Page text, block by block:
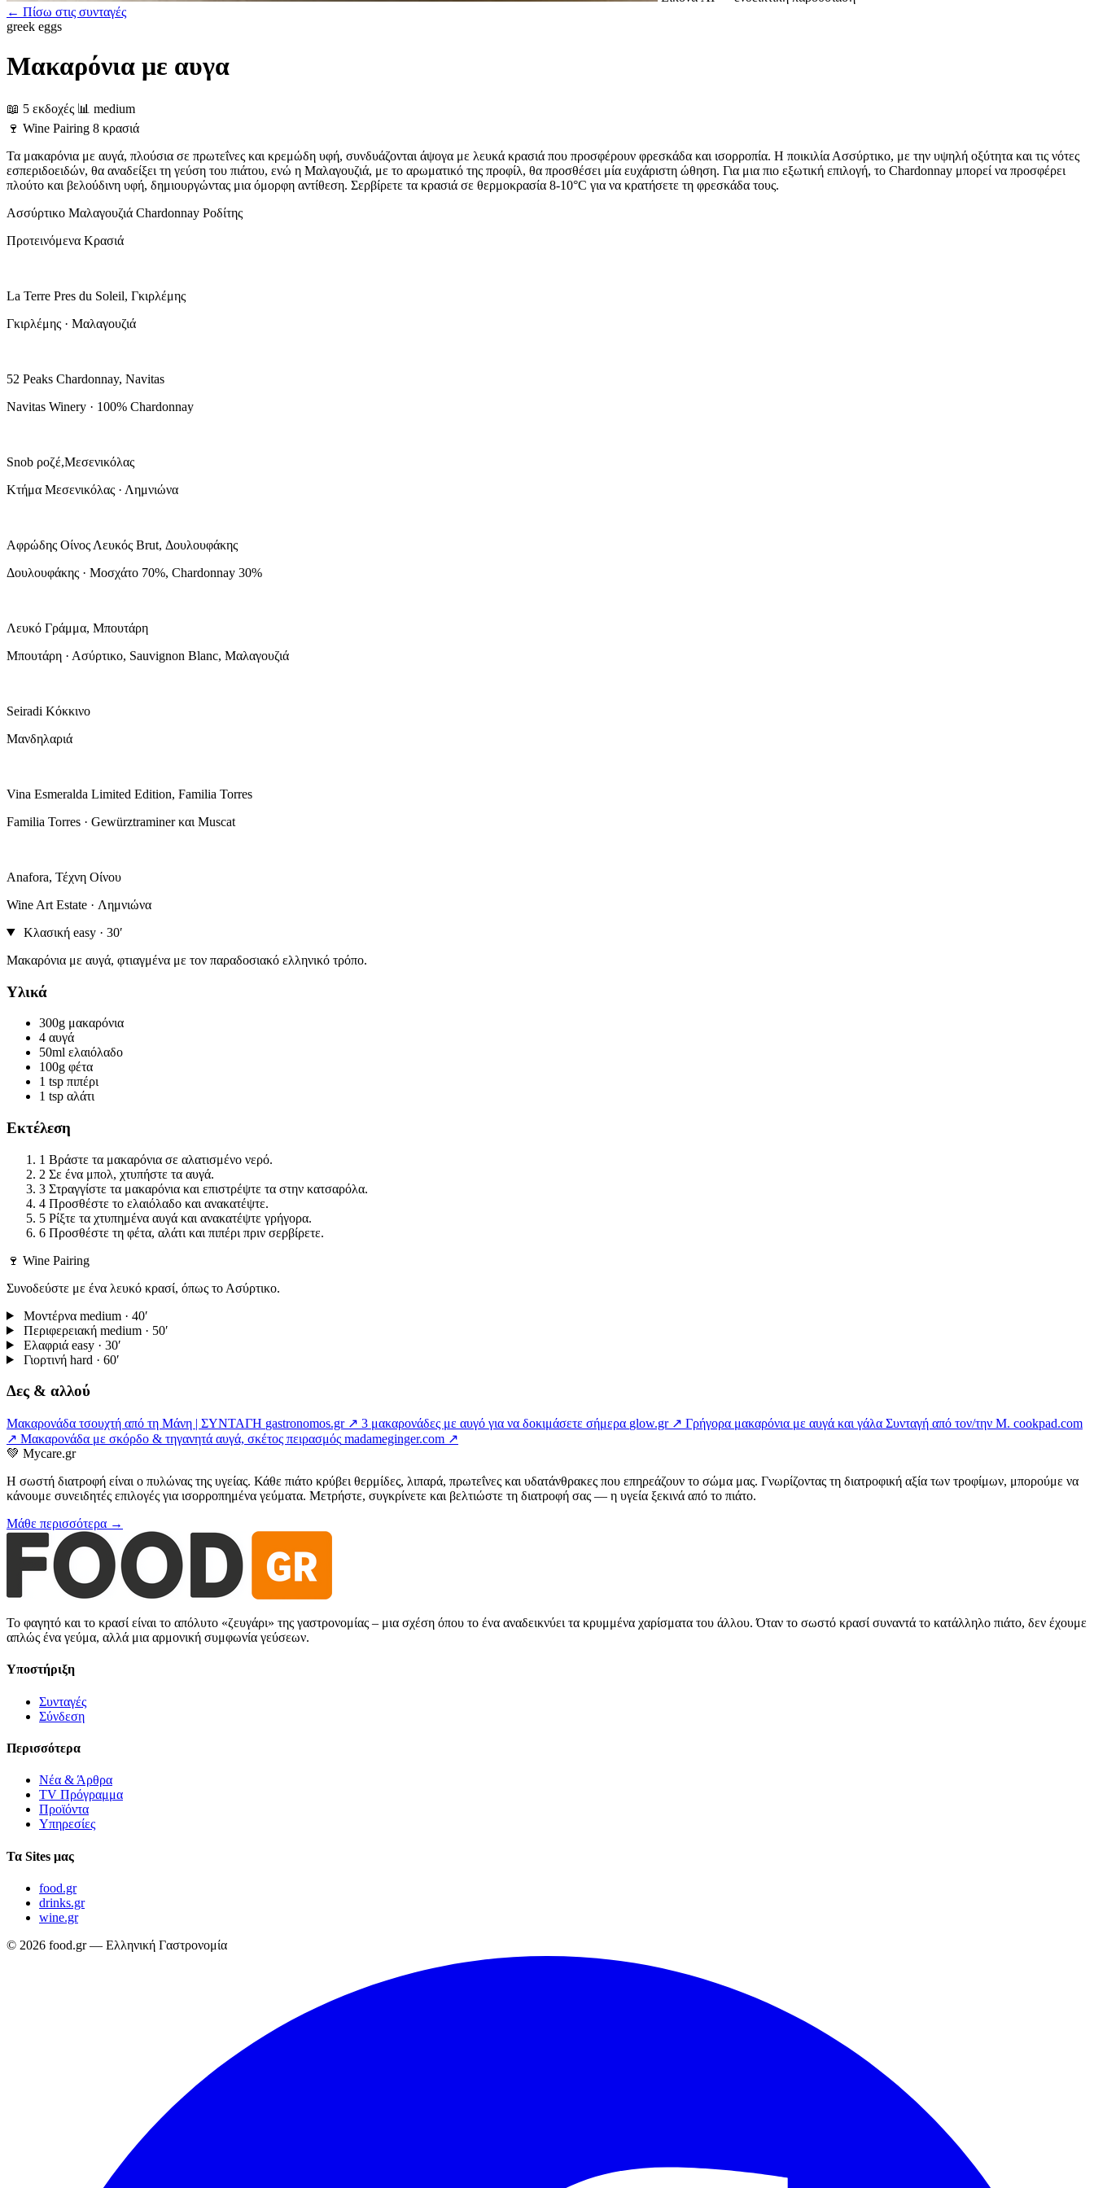
← Πίσω στις συνταγές
greek eggs
Μακαρόνια με αυγα
📖 5 εκδοχές 📊 medium
🍷 Wine Pairing 8 κρασιά
Τα μακαρόνια με αυγά, πλούσια σε πρωτεΐνες και κρεμώδη υφή, συνδυάζονται άψογα με λευκά κρασιά που προσφέρουν φρεσκάδα και ισορροπία. Η ποικιλία Ασσύρτικο, με την υψηλή οξύτητα και τις νότες
εσπεριδοειδών, θα αναδείξει τη γεύση του πιάτου, ενώ η Μαλαγουζιά, με το αρωματικό της προφίλ, θα προσθέσει μία ευχάριστη ώθηση. Για μια πιο εξωτική επιλογή, το Chardonnay μπορεί να προσφέρει
πλούτο και βελούδινη υφή, δημιουργώντας μια όμορφη αντίθεση. Σερβίρετε τα κρασιά σε θερμοκρασία 8-10°C για να κρατήσετε τη φρεσκάδα τους.
Ασσύρτικο Μαλαγουζιά Chardonnay Ροδίτης
Προτεινόμενα Κρασιά
La Terre Pres du Soleil, Γκιρλέμης
Γκιρλέμης · Μαλαγουζιά
52 Peaks Chardonnay, Navitas
Navitas Winery · 100% Chardonnay
Snob ροζέ,Μεσενικόλας
Κτήμα Μεσενικόλας · Λημνιώνα
Αφρώδης Οίνος Λευκός Brut, Δουλουφάκης
Δουλουφάκης · Μοσχάτο 70%, Chardonnay 30%
Λευκό Γράμμα, Μπουτάρη
Μπουτάρη · Ασύρτικο, Sauvignon Blanc, Μαλαγουζιά
Seiradi Κόκκινο
Μανδηλαριά
Vina Esmeralda Limited Edition, Familia Torres
Familia Torres · Gewürztraminer και Muscat
Anafora, Τέχνη Οίνου
Wine Art Estate · Λημνιώνα
Κλασική easy · 30′
Μακαρόνια με αυγά, φτιαγμένα με τον παραδοσιακό ελληνικό τρόπο.
Υλικά
300g μακαρόνια
4 αυγά
50ml ελαιόλαδο
100g φέτα
1 tsp πιπέρι
1 tsp αλάτι
Εκτέλεση
1 Βράστε τα μακαρόνια σε αλατισμένο νερό.
2 Σε ένα μπολ, χτυπήστε τα αυγά.
3 Στραγγίστε τα μακαρόνια και επιστρέψτε τα στην κατσαρόλα.
4 Προσθέστε το ελαιόλαδο και ανακατέψτε.
5 Ρίξτε τα χτυπημένα αυγά και ανακατέψτε γρήγορα.
6 Προσθέστε τη φέτα, αλάτι και πιπέρι πριν σερβίρετε.
🍷 Wine Pairing
Συνοδεύστε με ένα λευκό κρασί, όπως το Ασύρτικο.
Μοντέρνα medium · 40′
Περιφερειακή medium · 50′
Ελαφριά easy · 30′
Γιορτινή hard · 60′
Δες & αλλού
Μακαρονάδα τσουχτή από τη Μάνη | ΣΥΝΤΑΓΗ gastronomos.gr ↗ 3 μακαρονάδες με αυγό για να δοκιμάσετε σήμερα glow.gr ↗ Γρήγορα μακαρόνια με αυγά και γάλα Συνταγή από τον/την Μ. cookpad.com
↗ Μακαρονάδα με σκόρδο & τηγανητά αυγά, σκέτος πειρασμός madameginger.com ↗
💚 Mycare.gr
Η σωστή διατροφή είναι ο πυλώνας της υγείας. Κάθε πιάτο κρύβει θερμίδες, λιπαρά, πρωτεΐνες και υδατάνθρακες που επηρεάζουν το σώμα μας. Γνωρίζοντας τη διατροφική αξία των τροφίμων, μπορούμε να
κάνουμε συνειδητές επιλογές για ισορροπημένα γεύματα. Μετρήστε, συγκρίνετε και βελτιώστε τη διατροφή σας — η υγεία ξεκινά από το πιάτο.
Μάθε περισσότερα →
Το φαγητό και το κρασί είναι το απόλυτο «ζευγάρι» της γαστρονομίας – μια σχέση όπου το ένα αναδεικνύει τα κρυμμένα χαρίσματα του άλλου. Όταν το σωστό κρασί συναντά το κατάλληλο πιάτο, δεν έχουμε
απλώς ένα γεύμα, αλλά μια αρμονική συμφωνία γεύσεων.
Υποστήριξη
Συνταγές
Σύνδεση
Περισσότερα
Νέα & Άρθρα
TV Πρόγραμμα
Προϊόντα
Υπηρεσίες
Τα Sites μας
food.gr
drinks.gr
wine.gr
© 2026 food.gr — Ελληνική Γαστρονομία